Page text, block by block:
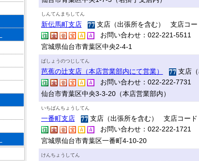
しんてんまちしてん
新伝馬町支店
支店（出張所を含む） 支店コー
お問い合わせ：022-221-5511
宮城県仙台市青葉区中央2-4-1
ばしょうのつじしてん
芭蕉の辻支店（本店営業部内にて営業）
支店（
お問い合わせ：022-222-7731
仙台市青葉区中央3-3-20（本店営業部内）
いちばんちょうしてん
一番町支店
支店（出張所を含む） 支店コード
お問い合わせ：022-222-1721
宮城県仙台市青葉区一番町4-10-20
けんちょうしてん